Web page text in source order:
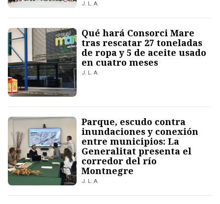
J. L. A.
Qué hará Consorci Mare
tras rescatar 27 toneladas
de ropa y 5 de aceite usado
en cuatro meses
J. L. A.
Parque, escudo contra
inundaciones y conexión
entre municipios: La
Generalitat presenta el
corredor del río
Montnegre
J. L. A.